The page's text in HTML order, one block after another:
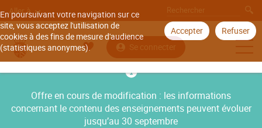
En poursuivant votre navigation sur ce
site, vous acceptez l'utilisation de
cookies à des fins de mesure d'audience
(statistiques anonymes).
Accepter Refuser
Aller à
Se connecter
Offre en cours de modification : les informations
concernant le contenu des enseignements peuvent évoluer
jusqu’au 30 septembre